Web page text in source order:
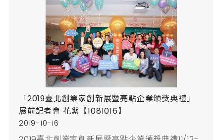
「2019臺北創業家創新展暨亮點企業頒獎典禮」
展前記者會 花絮【1081016】
2019-10-16